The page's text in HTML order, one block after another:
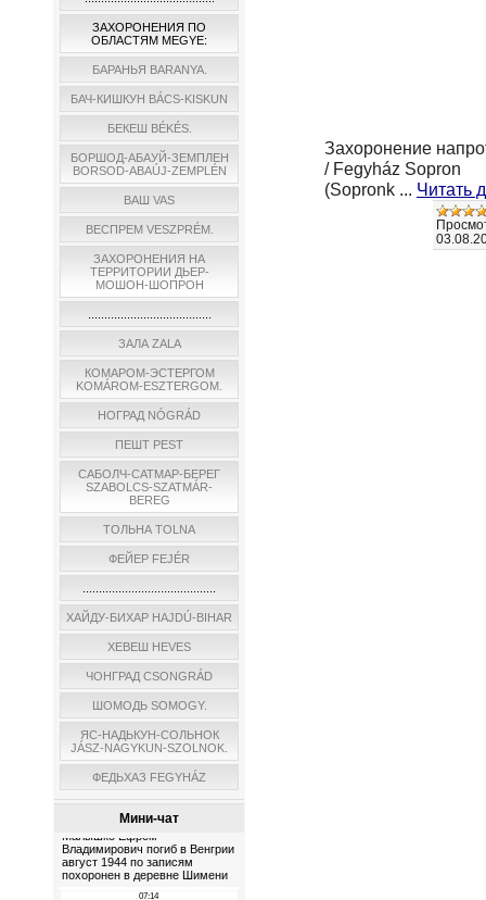
ЗАХОРОНЕНИЯ ПО
ОБЛАСТЯМ MEGYE:
БАРАНЬЯ BARANYA.
БАЧ-КИШКУН BÁCS-KISKUN
БЕКЕШ BÉKÉS.
БОРШОД-АБАУЙ-ЗЕМПЛЕН
BORSOD-ABAÚJ-ZEMPLÉN
ВАШ VAS
ВЕСПРЕМ VESZPRÉM.
ЗАХОРОНЕНИЯ НА
ТЕРРИТОРИИ ДЬЕР-
МОШОН-ШОПРОН
ЗАЛА ZALA
КОМАРОМ-ЭСТЕРГОМ
KOMÁROM-ESZTERGOM.
НОГРАД NÓGRÁD
ПЕШТ PEST
САБОЛЧ-САТМАР-БЕРЕГ
SZABOLCS-SZATMÁR-
BEREG
ТОЛЬНА TOLNA
ФЕЙЕР FEJÉR
ХАЙДУ-БИХАР HAJDÚ-BIHAR
ХЕВЕШ HEVES
ЧОНГРАД CSONGRÁD
ШОМОДЬ SOMOGY.
ЯС-НАДЬКУН-СОЛЬНОК
JÁSZ-NAGYKUN-SZOLNOK.
ФЕДЬХАЗ FEGYHÁZ
Мини-чат
Захоронение
/ Fegyház Sopron
(Sopronk ... Читать